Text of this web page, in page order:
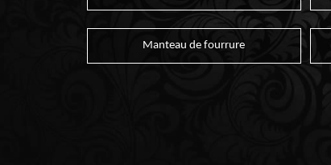
Manteau de fourrure